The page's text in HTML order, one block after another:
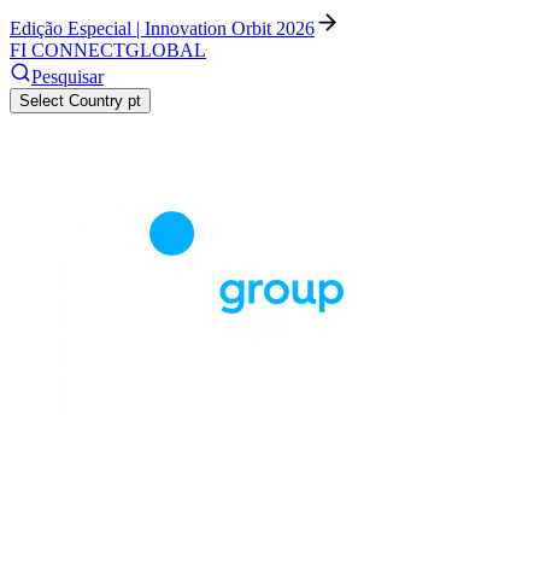
Edição Especial | Innovation Orbit 2026
FI CONNECTGLOBAL
Pesquisar
Select Country pt